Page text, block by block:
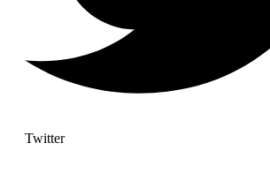
Twitter